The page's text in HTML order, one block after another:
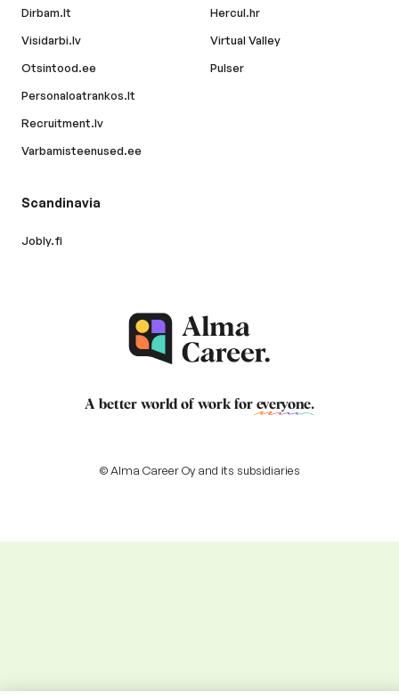
Dirbam.lt
Visidarbi.lv
Otsintood.ee
Personaloatrankos.lt
Recruitment.lv
Varbamisteenused.ee
Hercul.hr
Virtual Valley
Pulser
Scandinavia
Jobly.fi
A better world of work for everyone.
© Alma Career Oy and its subsidiaries